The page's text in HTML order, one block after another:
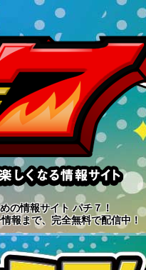
の情報サイト パチ７！
報まで、完全無料で配信中！